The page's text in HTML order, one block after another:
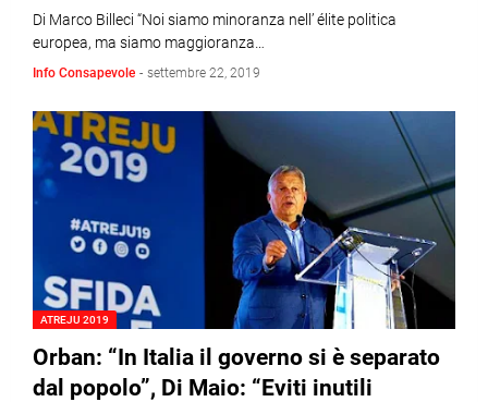
Di Marco Billeci “Noi siamo minoranza nell’ élite politica
europea, ma siamo maggioranza…
Info Consapevole - settembre 22, 2019
ATREJU 2019
Orban: “In Italia il governo si è separato
dal popolo”, Di Maio: “Eviti inutili